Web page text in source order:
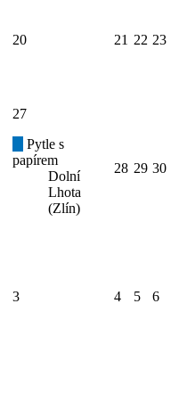
20 21 22 23
27
Pytle s
papírem
Dolní
Lhota
(Zlín)
28 29 30
3 4 5 6